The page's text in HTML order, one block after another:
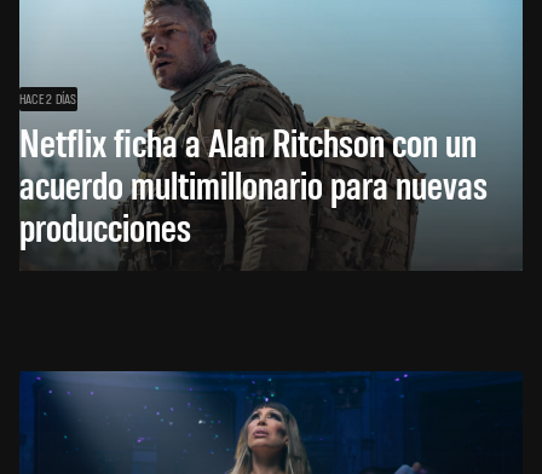
HACE 2 DÍAS
Netflix ficha a Alan Ritchson con un
acuerdo multimillonario para nuevas
producciones